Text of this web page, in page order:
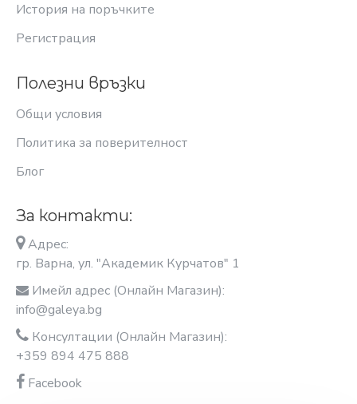
История на поръчките
Регистрация
Полезни връзки
Общи условия
Политика за поверителност
Блог
За контакти:
Адрес:
гр. Варна, ул. "Академик Курчатов" 1
Имейл адрес (Онлайн Магазин):
info@galeya.bg
Консултации (Онлайн Магазин):
+359 894 475 888
Facebook